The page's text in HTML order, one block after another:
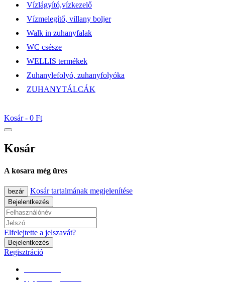
Vízlágyító,vízkezelő
Vízmelegítő, villany boljer
Walk in zuhanyfalak
WC csésze
WELLIS termékek
Zuhanylefolyó, zuhanyfolyóka
ZUHANYTÁLCÁK
Kosár - 0 Ft
Kosár
A kosara még üres
bezár Kosár tartalmának megjelenítése
Bejelentkezés
Elfelejtette a jelszavát?
Bejelentkezés
Regisztráció